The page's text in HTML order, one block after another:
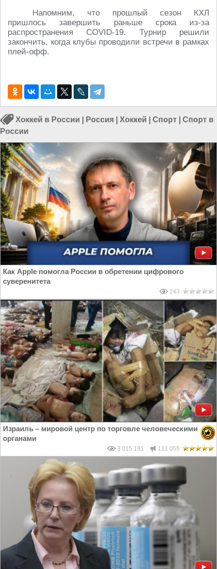
Напомним, что прошлый сезон КХЛ
пришлось завершить раньше срока из-за
распространения COVID-19. Турнир решили
закончить, когда клубы проводили встречи в рамках
плей-офф.
Хоккей в России Россия Хоккей Спорт
Спорт в
России
Как Apple помогла России в обретении цифрового
суверенитета
243
Израиль – мировой центр по торговле человеческими
органами
3 015 191 111 055